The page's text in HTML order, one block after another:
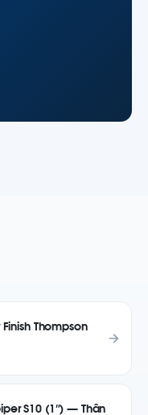
Thompson
S10 (1″) — Thân